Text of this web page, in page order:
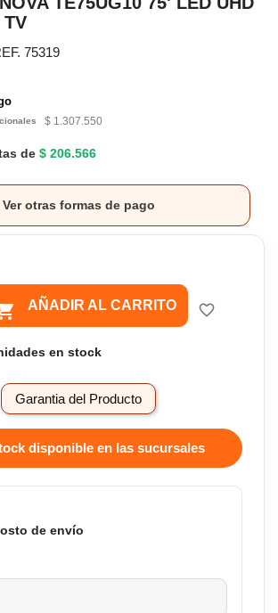
75319
$ 1.307.550
de $ 206.566
Ver otras formas de pago
AÑADIR AL CARRITO favorite_border
en stock
Garantia del Producto
disponible en las sucursales
de envío